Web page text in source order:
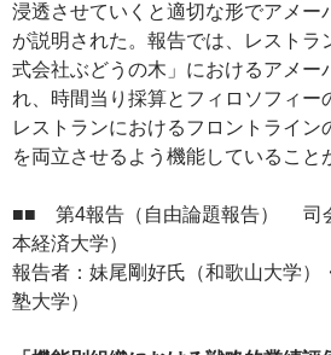
浸透させていくと適切な形でアメー
が説明された。報告では、レストラ
式会社ぶどうの木」におけるアメー
れ、時間当り採算とフィロソフィー
レストランにおけるフロントライン
を両立させるよう機能していること
■■ 第4報告（自由論題報告） 司
本経済大学）
報告者：妹尾剛好氏（和歌山大学）
塾大学）